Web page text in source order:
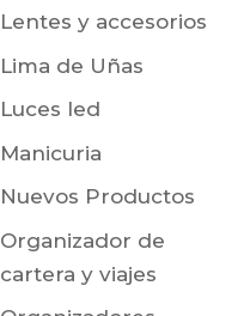
Lentes y accesorios
Lima de Uñas
Luces led
Manicuria
Nuevos Productos
Organizador de
cartera y viajes